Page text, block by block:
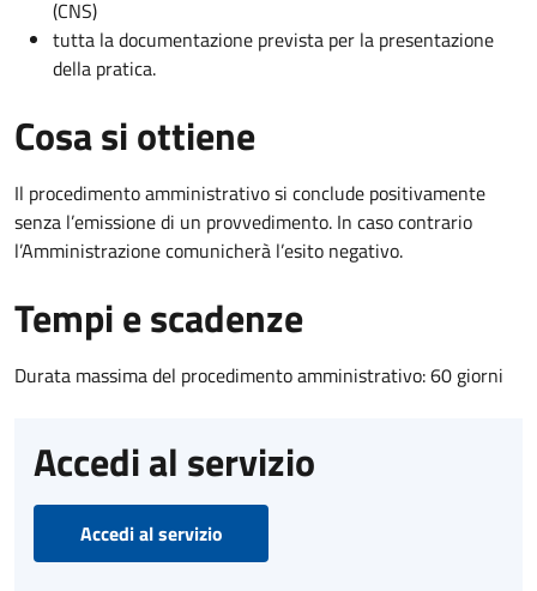
(CNS)
tutta la documentazione prevista per la presentazione
della pratica.
Cosa si ottiene
Il procedimento amministrativo si conclude positivamente
senza l’emissione di un provvedimento. In caso contrario
l’Amministrazione comunicherà l’esito negativo.
Tempi e scadenze
Durata massima del procedimento amministrativo: 60 giorni
Accedi al servizio
Accedi al servizio